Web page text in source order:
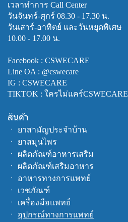
เวลาทำการ Call Center
วันจันทร์-ศุกร์ 08.30 - 17.30 น.
วันเสาร์-อาทิตย์ และวันหยุดพิเศษ
10.00 - 17.00 น.
Facebook : CSWECARE
Line OA : @cswecare
IG : CSWECARE
TIKTOK : ใครไม่แคร์CSWECARE
สินค้า
ㆍ ยาสามัญประจำบ้าน
ㆍ ยาสมุนไพร
ㆍ ผลิตภัณฑ์อาหารเสริม
ㆍ ผลิตภัณฑ์เสริมอาหาร
ㆍ อาหารทางการแพทย์
ㆍ เวชภัณฑ์
ㆍ เครื่องมือแพทย์
ㆍ อุปกรณ์ทางการแพทย์